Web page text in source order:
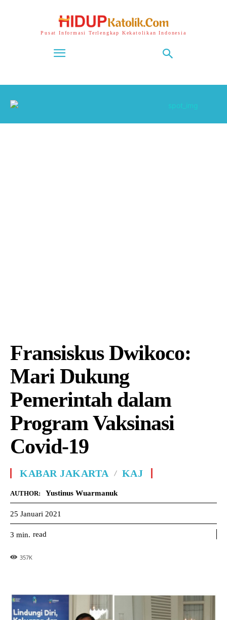
Pusat Informasi Terlengkap Kekatolikan Indonesia
Fransiskus Dwikoco:
Mari Dukung
Pemerintah dalam
Program Vaksinasi
Covid-19
KABAR JAKARTA KAJ
AUTHOR: Yustinus Wuarmanuk
25 Januari 2021
3 min. read
357K